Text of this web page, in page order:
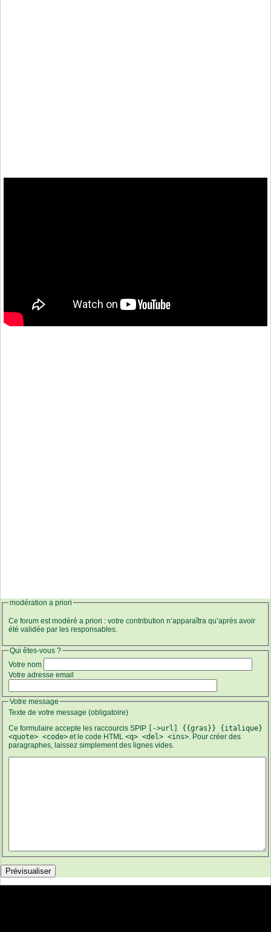
modération a priori
Ce forum est modéré a priori : votre contribution n’apparaîtra qu’après avoir
été validée par les responsables.
Qui êtes-vous ?
Votre nom
Votre adresse email
Votre message
Texte de votre message (obligatoire)
Ce formulaire accepte les raccourcis SPIP
[->url] {{gras}} {italique}
<quote> <code> et le code HTML <q> <del> <ins>. Pour créer des
paragraphes, laissez simplement des lignes vides.